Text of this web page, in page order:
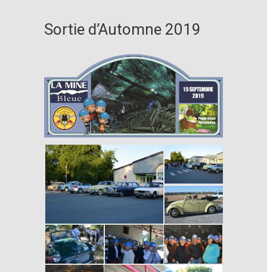
Sortie d’Automne 2019